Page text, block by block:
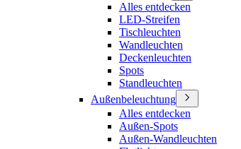
Alles entdecken
LED-Streifen
Tischleuchten
Wandleuchten
Deckenleuchten
Spots
Standleuchten
Außenbeleuchtung
Alles entdecken
Außen-Spots
Außen-Wandleuchten